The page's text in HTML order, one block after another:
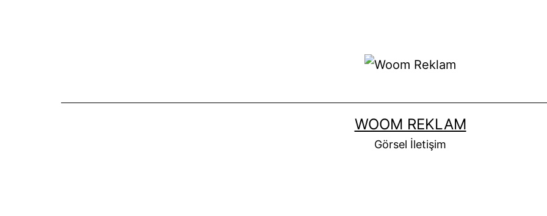
WOOM REKLAM
Görsel İletişim